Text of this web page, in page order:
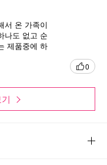
서 온 가족이
나도 없고 순
제품중에 하
0